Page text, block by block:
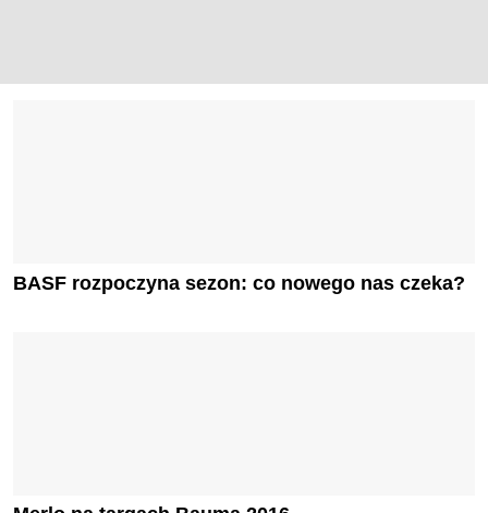
BASF rozpoczyna sezon: co nowego nas czeka?